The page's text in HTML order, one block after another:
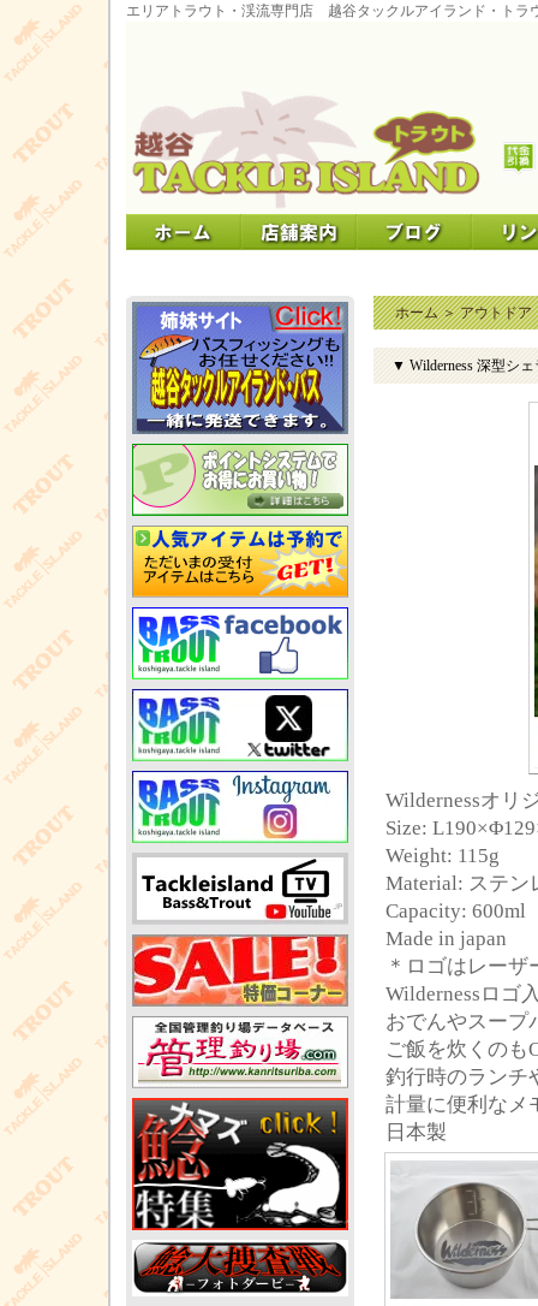
エリアトラウト・渓流専門店 越谷タックルアイランド・トラ
ホーム＞アウトドア
▼ Wilderness 深型シ
Wildernessオリ
Size:
Weight: 115g
Material: ステン
Capacity: 600ml
Made in japan
＊ロゴはレーザ
Wildernessロゴ
おでんやスープ
ご飯を炊くのも
釣行時のランチ
計量に便利なメ
日本製